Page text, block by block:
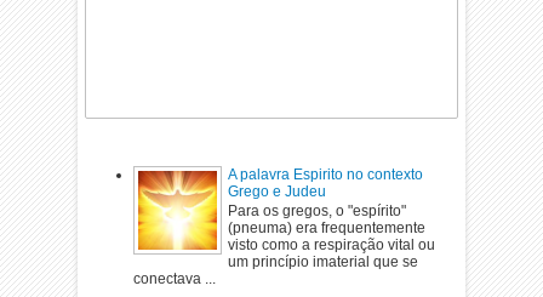
A palavra Espirito no contexto
Grego e Judeu
Para os gregos, o "espírito"
(pneuma) era frequentemente
visto como a respiração vital ou
um princípio imaterial que se
conectava ...